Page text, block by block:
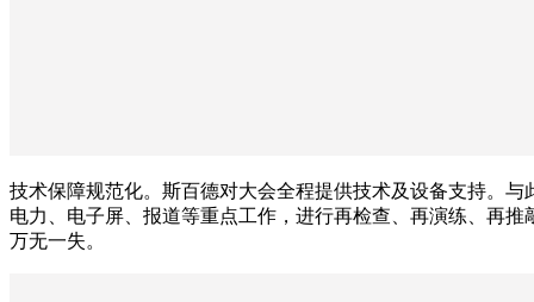
技术保障规范化。斯百德对大会全程提供技术及设备支持。
电力、电子屏、报道等重点工作，进行再检查、再演练、再
万无一失。